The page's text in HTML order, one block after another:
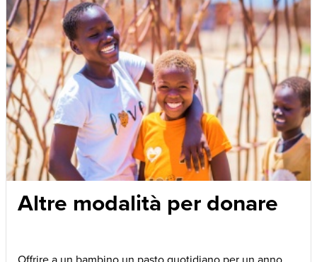
Altre modalità per donare